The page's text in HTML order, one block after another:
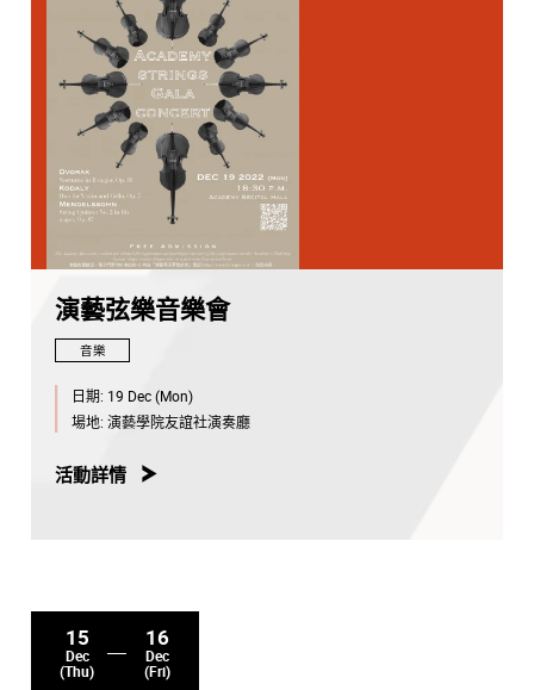
演藝弦樂音樂會
音樂
日期: 19 Dec (Mon)
場地: 演藝學院友誼社演奏廳
活動詳情
15
Dec
(Thu)
16
Dec
(Fri)